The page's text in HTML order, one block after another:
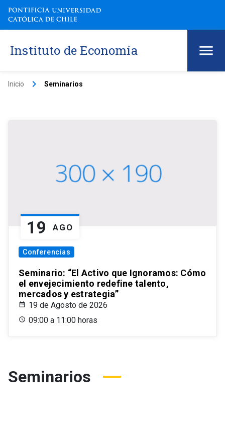
Instituto de Economía
Inicio keyboard_arrow_right Seminarios
19 AGO
Conferencias
Seminario: “El Activo que Ignoramos: Cómo
el envejecimiento redefine talento,
mercados y estrategia”
19 de Agosto de 2026
09:00 a 11:00 horas
Seminarios